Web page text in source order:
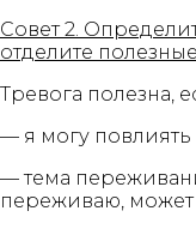
Совет 2.
отделите
Тревога полезна,
— я могу
— тема
переживаю, может